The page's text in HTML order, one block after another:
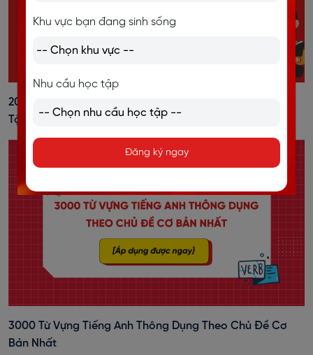
20+ Cách Đánh Trọng Âm Tiếng Anh Dễ Nhớ, Kèm Bài
Tập Vận Dụng
3000 Từ Vựng Tiếng Anh Thông Dụng Theo Chủ Đề Cơ
Bản Nhất
Khu vực bạn đang sinh sống
Nhu cầu học tập
Đăng ký ngay